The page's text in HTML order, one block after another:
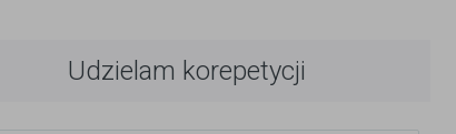
Udzielam korepetycji